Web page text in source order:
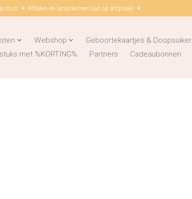
☀ Afhalen en langskomen kan op afspraak! ☀
Webshop Geboortekaartjes & Doopsuiker
met %KORTING%
Partners Cadeaubonnen